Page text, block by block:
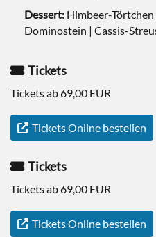
Dessert: Himbeer-
Dominostein | Cassis-
Tickets
Tickets ab 69,00 EUR
Tickets Online bestellen
Tickets
Tickets ab 69,00 EUR
Tickets Online bestellen